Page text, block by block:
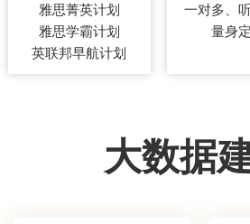
雅思菁英计划
雅思学霸计划
英联邦早航计划
一对多、
量身
大数据